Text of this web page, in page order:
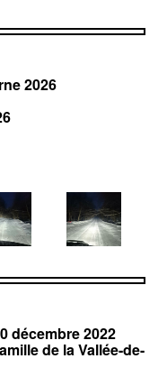
2026
décembre 2022
de la Vallée-de-